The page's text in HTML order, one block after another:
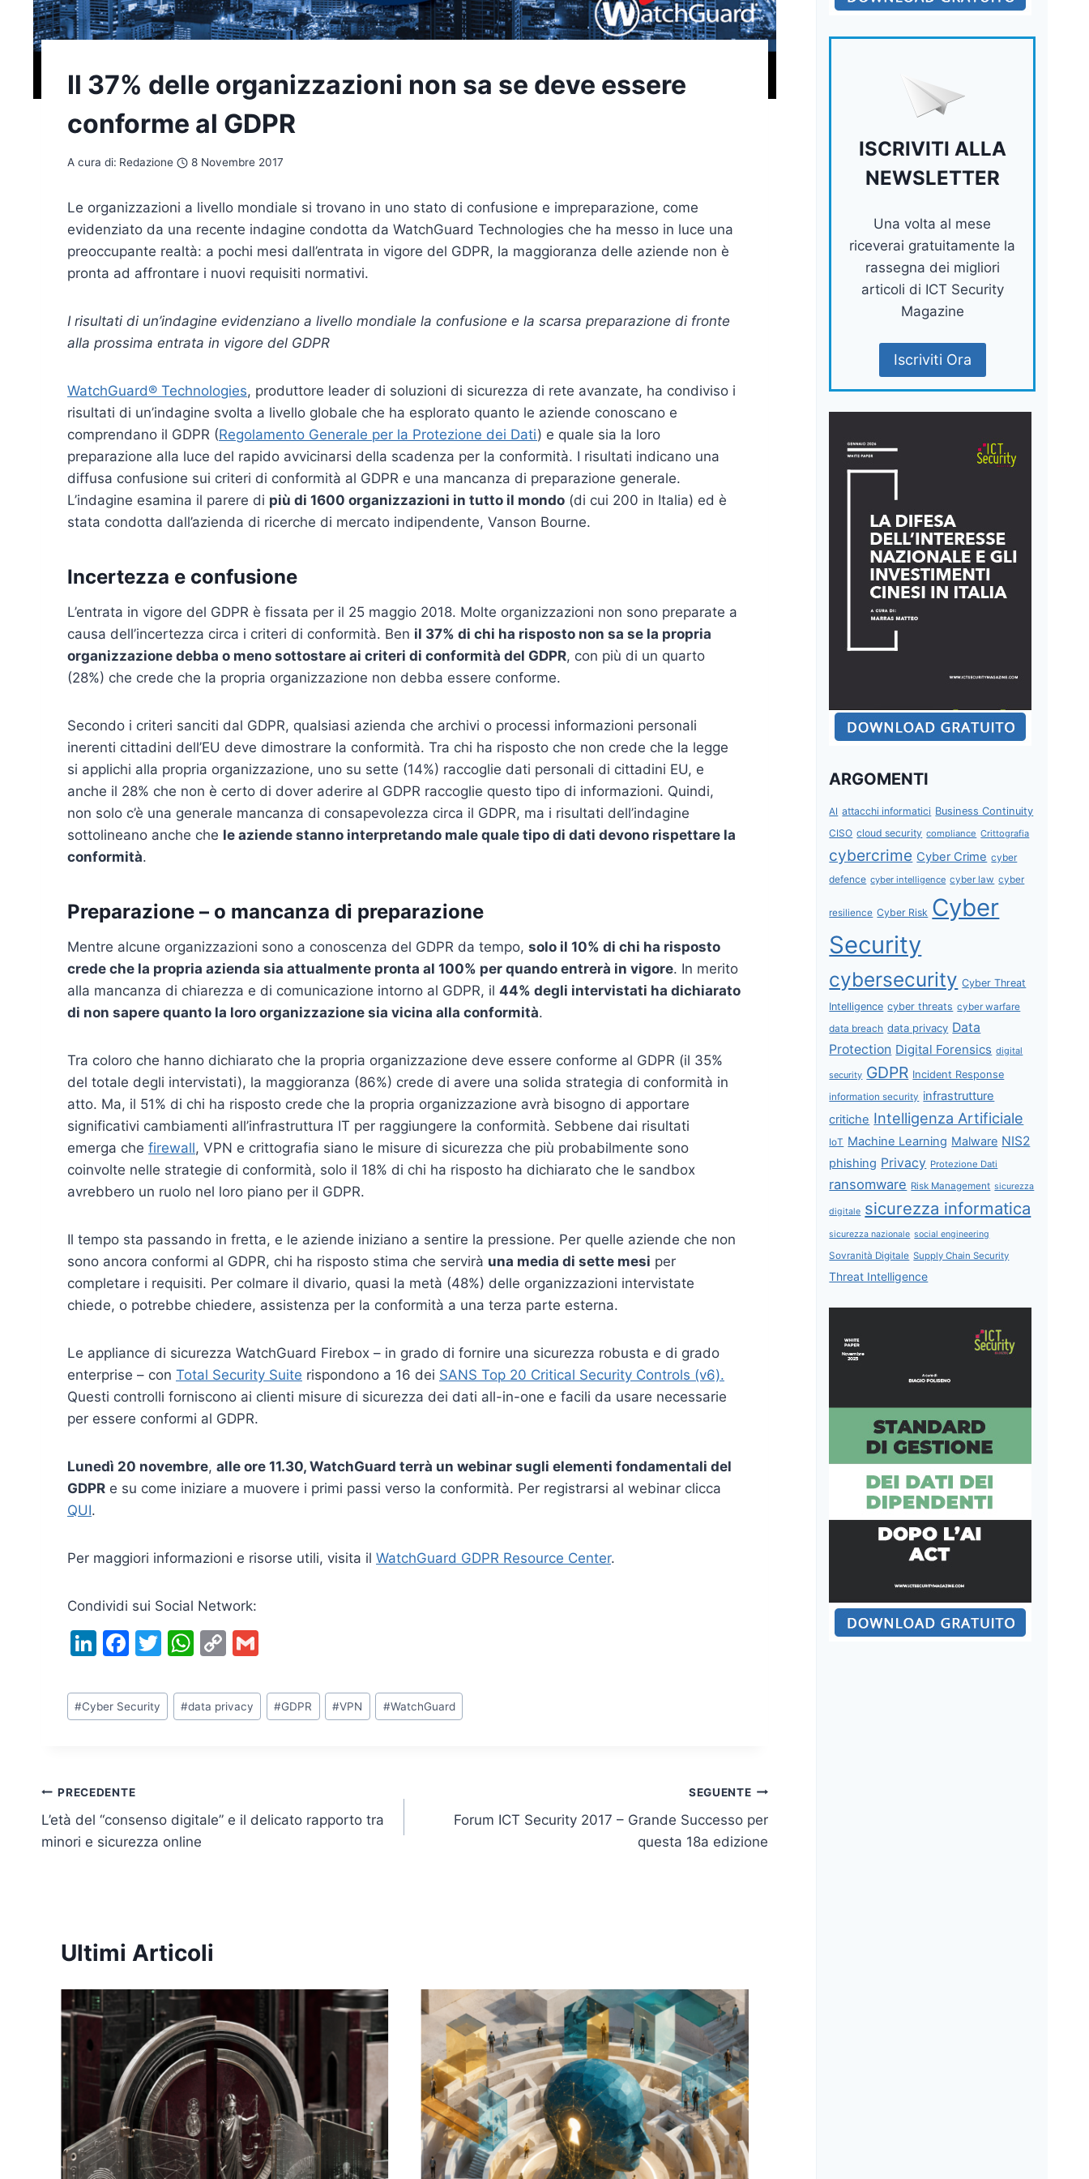
Il 37% delle organizzazioni non sa se deve essere
conforme al GDPR
A cura di: Redazione 8 Novembre 2017
Le organizzazioni a livello mondiale si trovano in uno stato di confusione e impreparazione, come
evidenziato da una recente indagine condotta da WatchGuard Technologies che ha messo in luce una
preoccupante realtà: a pochi mesi dall’entrata in vigore del GDPR, la maggioranza delle aziende non è
pronta ad affrontare i nuovi requisiti normativi.
I risultati di un’indagine evidenziano a livello mondiale la confusione e la scarsa preparazione di fronte
alla prossima entrata in vigore del GDPR
WatchGuard® Technologies, produttore leader di soluzioni di sicurezza di rete avanzate, ha condiviso i
risultati di un’indagine svolta a livello globale che ha esplorato quanto le aziende conoscano e
comprendano il GDPR (Regolamento Generale per la Protezione dei Dati) e quale sia la loro
preparazione alla luce del rapido avvicinarsi della scadenza per la conformità. I risultati indicano una
diffusa confusione sui criteri di conformità al GDPR e una mancanza di preparazione generale.
L’indagine esamina il parere di più di 1600 organizzazioni in tutto il mondo (di cui 200 in Italia) ed è
stata condotta dall’azienda di ricerche di mercato indipendente, Vanson Bourne.
Incertezza e confusione
L’entrata in vigore del GDPR è fissata per il 25 maggio 2018. Molte organizzazioni non sono preparate a
causa dell’incertezza circa i criteri di conformità. Ben il 37% di chi ha risposto non sa se la propria
organizzazione debba o meno sottostare ai criteri di conformità del GDPR, con più di un quarto
(28%) che crede che la propria organizzazione non debba essere conforme.
Secondo i criteri sanciti dal GDPR, qualsiasi azienda che archivi o processi informazioni personali
inerenti cittadini dell’EU deve dimostrare la conformità. Tra chi ha risposto che non crede che la legge
si applichi alla propria organizzazione, uno su sette (14%) raccoglie dati personali di cittadini EU, e
anche il 28% che non è certo di dover aderire al GDPR raccoglie questo tipo di informazioni. Quindi,
non solo c’è una generale mancanza di consapevolezza circa il GDPR, ma i risultati dell’indagine
sottolineano anche che le aziende stanno interpretando male quale tipo di dati devono rispettare la
conformità.
Preparazione – o mancanza di preparazione
Mentre alcune organizzazioni sono a conoscenza del GDPR da tempo, solo il 10% di chi ha risposto
crede che la propria azienda sia attualmente pronta al 100% per quando entrerà in vigore. In merito
alla mancanza di chiarezza e di comunicazione intorno al GDPR, il 44% degli intervistati ha dichiarato
di non sapere quanto la loro organizzazione sia vicina alla conformità.
Tra coloro che hanno dichiarato che la propria organizzazione deve essere conforme al GDPR (il 35%
del totale degli intervistati), la maggioranza (86%) crede di avere una solida strategia di conformità in
atto. Ma, il 51% di chi ha risposto crede che la propria organizzazione avrà bisogno di apportare
significativi cambiamenti all’infrastruttura IT per raggiungere la conformità. Sebbene dai risultati
emerga che firewall, VPN e crittografia siano le misure di sicurezza che più probabilmente sono
coinvolte nelle strategie di conformità, solo il 18% di chi ha risposto ha dichiarato che le sandbox
avrebbero un ruolo nel loro piano per il GDPR.
Il tempo sta passando in fretta, e le aziende iniziano a sentire la pressione. Per quelle aziende che non
sono ancora conformi al GDPR, chi ha risposto stima che servirà una media di sette mesi per
completare i requisiti. Per colmare il divario, quasi la metà (48%) delle organizzazioni intervistate
chiede, o potrebbe chiedere, assistenza per la conformità a una terza parte esterna.
Le appliance di sicurezza WatchGuard Firebox – in grado di fornire una sicurezza robusta e di grado
enterprise – con Total Security Suite rispondono a 16 dei SANS Top 20 Critical Security Controls (v6).
Questi controlli forniscono ai clienti misure di sicurezza dei dati all-in-one e facili da usare necessarie
per essere conformi al GDPR.
Lunedì 20 novembre, alle ore 11.30, WatchGuard terrà un webinar sugli elementi fondamentali del
GDPR e su come iniziare a muovere i primi passi verso la conformità. Per registrarsi al webinar clicca
QUI.
Per maggiori informazioni e risorse utili, visita il WatchGuard GDPR Resource Center.
Condividi sui Social Network:
Li
k
e
F
c
e
o
k
T
itt
er
W
at
s
C
p
y
ai
l
Tag
articolo:
#Cyber Security #data privacy #GDPR #VPN #WatchGuard
Navigazione
articoli
PRECEDENTE
L’età del “consenso digitale” e il delicato rapporto tra
minori e sicurezza online
SEGUENTE
Forum ICT Security 2017 – Grande Successo per
questa 18a edizione
Ultimi Articoli
ISCRIVITI ALLA
NEWSLETTER
Una volta al mese
riceverai gratuitamente la
rassegna dei migliori
articoli di ICT Security
Magazine
Iscriviti Ora
ARGOMENTI
AI attacchi informatici Business Continuity
CISO cloud security compliance Crittografia
cybercrime Cyber Crime cyber
defence cyber intelligence cyber law cyber
resilience Cyber Risk Cyber
Security
cybersecurity Cyber Threat
Intelligence cyber threats cyber warfare
data breach data privacy Data
Protection Digital Forensics digital
security GDPR Incident Response
information security infrastrutture
critiche Intelligenza Artificiale
IoT Machine Learning Malware NIS2
phishing Privacy Protezione Dati
ransomware Risk Management sicurezza
digitale sicurezza informatica
sicurezza nazionale social engineering
Sovranità Digitale Supply Chain Security
Threat Intelligence